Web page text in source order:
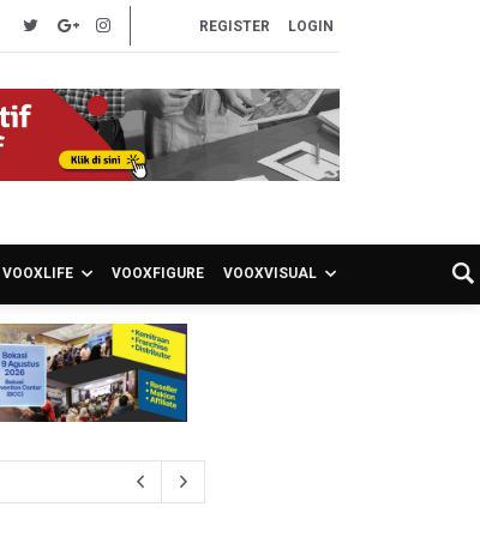
REGISTER LOGIN
VOOXLIFE VOOXFIGURE VOOXVISUAL